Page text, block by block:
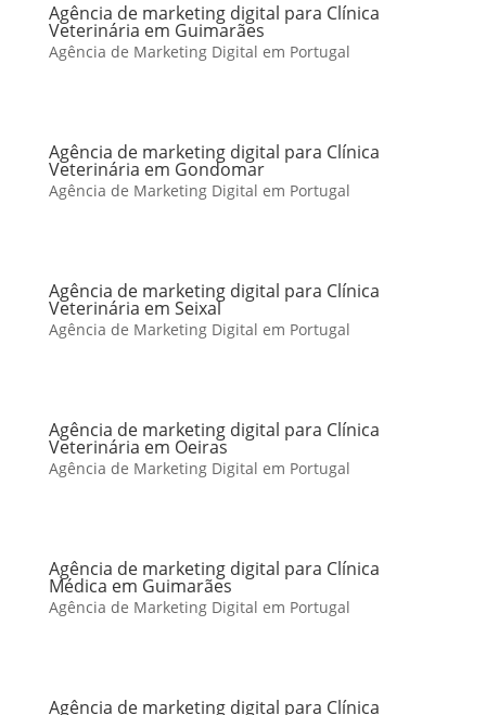
Agência de marketing digital para Clínica
Veterinária em Guimarães
Agência de Marketing Digital em Portugal
Agência de marketing digital para Clínica
Veterinária em Gondomar
Agência de Marketing Digital em Portugal
Agência de marketing digital para Clínica
Veterinária em Seixal
Agência de Marketing Digital em Portugal
Agência de marketing digital para Clínica
Veterinária em Oeiras
Agência de Marketing Digital em Portugal
Agência de marketing digital para Clínica
Médica em Guimarães
Agência de Marketing Digital em Portugal
Agência de marketing digital para Clínica